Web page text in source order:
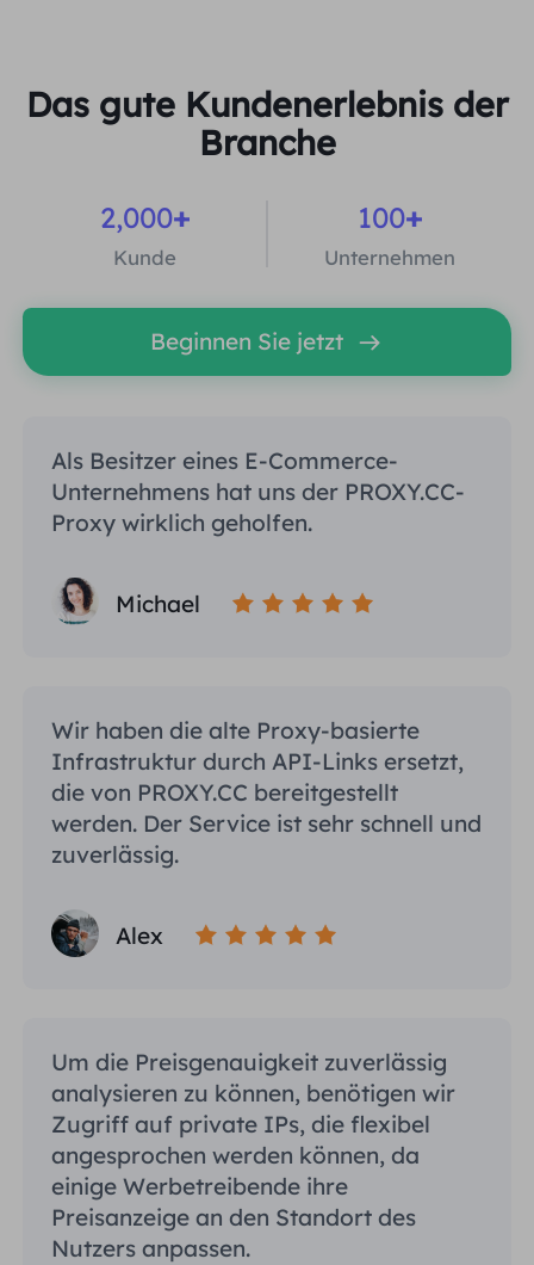
Das gute Kundenerlebnis der
Branche
2,000+
Kunde
100+
Unternehmen
Beginnen Sie jetzt
Als Besitzer eines E-Commerce-
Unternehmens hat uns der PROXY.CC-
Proxy wirklich geholfen.
Michael
Wir haben die alte Proxy-basierte
Infrastruktur durch API-Links ersetzt,
die von PROXY.CC bereitgestellt
werden. Der Service ist sehr schnell und
zuverlässig.
Alex
Um die Preisgenauigkeit zuverlässig
analysieren zu können, benötigen wir
Zugriff auf private IPs, die flexibel
angesprochen werden können, da
einige Werbetreibende ihre
Preisanzeige an den Standort des
Nutzers anpassen.